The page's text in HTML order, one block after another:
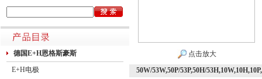
购的客户，为避免您的货期受到影
如下1.高速免费规定时间：2020年10
月1日0时-10月8日24时，共8天
德国E+H恩格斯豪斯
E+H电极
点击放大
50W/53W,50P/53P,50H/